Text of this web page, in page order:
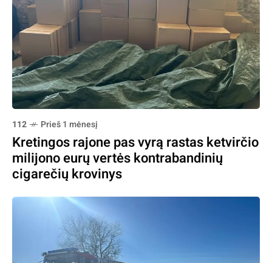
112 Prieš 1 mėnesį
Kretingos rajone pas vyrą rastas ketvirčio
milijono eurų vertės kontrabandinių
cigarečių krovinys